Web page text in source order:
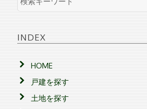
INDEX
HOME
戸建を探す
土地を探す